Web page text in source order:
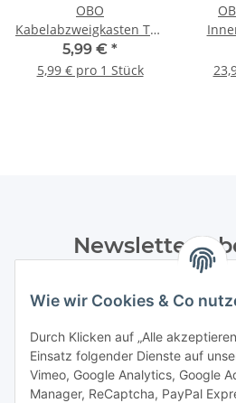
Wie wir Cookies & Co
Durch Klicken auf „Alle
Einsatz folgender Dienste auf
Vimeo, Google Analytics, Google
Manager, ReCaptcha, PayPal
OBO
Kabelabzweigkasten T40
SW,90x90x53mm,
graphitschwarz, RAL
5,99 € *
5,99 € pro 1 Stück
PVC
Newsletter
Datenschutzerklärungregelmäßig